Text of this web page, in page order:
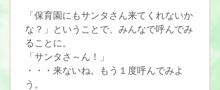
「保育園にもサンタさん来てくれないか
な？」ということで、みんなで呼んでみ
ることに。
「サンタさ～ん！」
・・・来ないね。もう１度呼んでみよ
う。